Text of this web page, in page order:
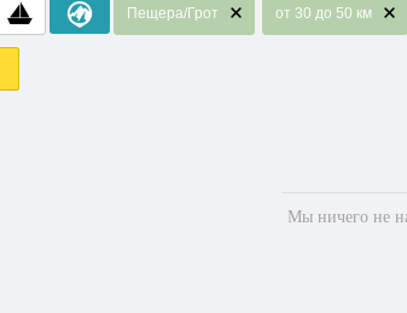
Пещера/Грот от 30 до 50 км
Мы ничего не